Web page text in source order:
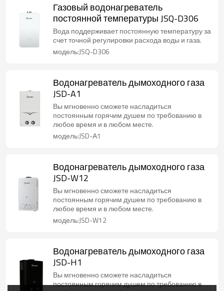
Газовый водонагреватель
постоянной температуры JSQ-D306
Вода поддерживает постоянную температуру за
счет точной регулировки расхода воды и газа.
модель:JSQ-D306
Водонагреватель дымоходного газа
JSD-A1
Вы мгновенно сможете насладиться
постоянным горячим душем по требованию в
любое время и в любом месте.
модель:JSD-А1
Водонагреватель дымоходного газа
JSD-W12
Вы мгновенно сможете насладиться
постоянным горячим душем по требованию в
любое время и в любом месте.
модель:JSD-W12
Водонагреватель дымоходного газа
JSD-H1
Вы мгновенно сможете насладиться
постоянным горячим душем по требованию в